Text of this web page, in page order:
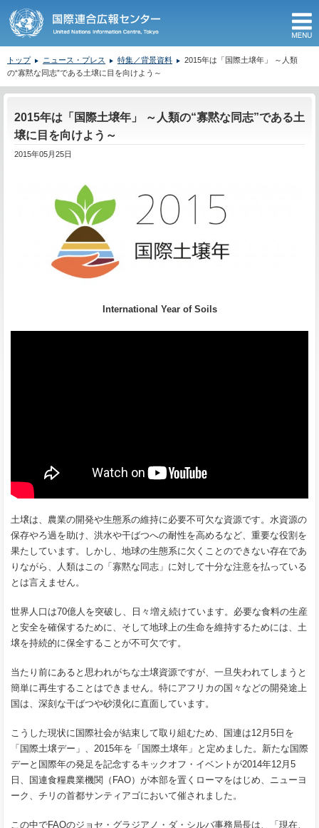
トップ ニュース・プレス 特集／背景資料
2015年は「国際土壌年」 ～人類
の“寡黙な同志”である土壌に目を向けよう～
2015年は「国際土壌年」 ～人類の“寡黙な同志”である土
壌に目を向けよう～
2015年05月25日
International Year of Soils
土壌は、農業の開発や生態系の維持に必要不可欠な資源です。水資源の
保存やろ過を助け、洪水や干ばつへの耐性を高めるなど、重要な役割を
果たしています。しかし、地球の生態系に欠くことのできない存在であ
りながら、人類はこの「寡黙な同志」に対して十分な注意を払っている
とは言えません。
世界人口は70億人を突破し、日々増え続けています。必要な食料の生産
と安全を確保するために、そして地球上の生命を維持するためには、土
壌を持続的に保全することが不可欠です。
当たり前にあると思われがちな土壌資源ですが、一旦失われてしまうと
簡単に再生することはできません。特にアフリカの国々などの開発途上
国は、深刻な干ばつや砂漠化に直面しています。
こうした現状に国際社会が結束して取り組むため、国連は12月5日を
「国際土壌デー」、2015年を「国際土壌年」と定めました。新たな国際
デーと国際年の発足を記念するキックオフ・イベントが2014年12月5
日、国連食糧農業機関（FAO）が本部を置くローマをはじめ、ニューヨ
ーク、チリの首都サンティアゴにおいて催されました。
この中でFAOのジョセ・グラジアノ・ダ・シルバ事務局長は、「現在、